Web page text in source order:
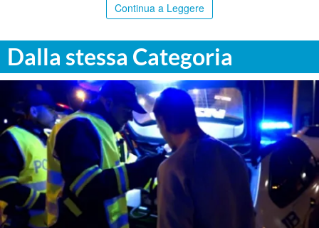
Continua a Leggere
Dalla stessa Categoria